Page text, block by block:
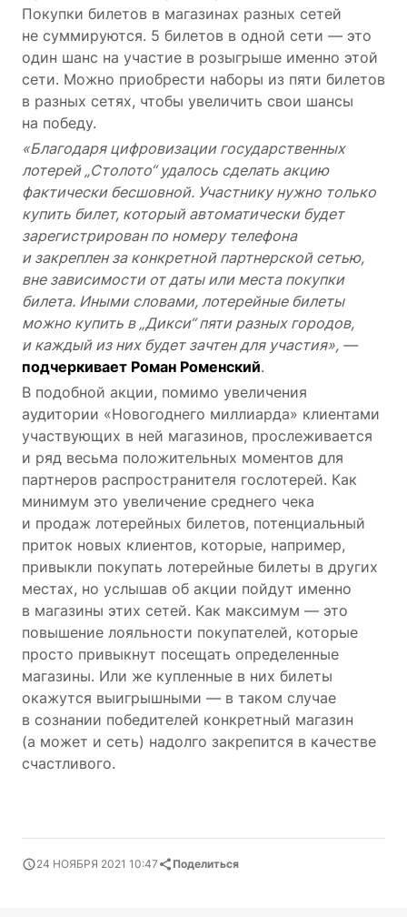
Покупки билетов в магазинах разных сетей
не суммируются. 5 билетов в одной сети — это
один шанс на участие в розыгрыше именно этой
сети. Можно приобрести наборы из пяти билетов
в разных сетях, чтобы увеличить свои шансы
на победу.
«Благодаря цифровизации государственных
лотерей „Столото“ удалось сделать акцию
фактически бесшовной. Участнику нужно только
купить билет, который автоматически будет
зарегистрирован по номеру телефона
и закреплен за конкретной партнерской сетью,
вне зависимости от даты или места покупки
билета. Иными словами, лотерейные билеты
можно купить в „Дикси“ пяти разных городов,
и каждый из них будет зачтен для участия», —
подчеркивает Роман Роменский.
В подобной акции, помимо увеличения
аудитории «Новогоднего миллиарда» клиентами
участвующих в ней магазинов, прослеживается
и ряд весьма положительных моментов для
партнеров распространителя гослотерей. Как
минимум это увеличение среднего чека
и продаж лотерейных билетов, потенциальный
приток новых клиентов, которые, например,
привыкли покупать лотерейные билеты в других
местах, но услышав об акции пойдут именно
в магазины этих сетей. Как максимум — это
повышение лояльности покупателей, которые
просто привыкнут посещать определенные
магазины. Или же купленные в них билеты
окажутся выигрышными — в таком случае
в сознании победителей конкретный магазин
(а может и сеть) надолго закрепится в качестве
счастливого.
24 НОЯБРЯ 2021 10:47 Поделиться